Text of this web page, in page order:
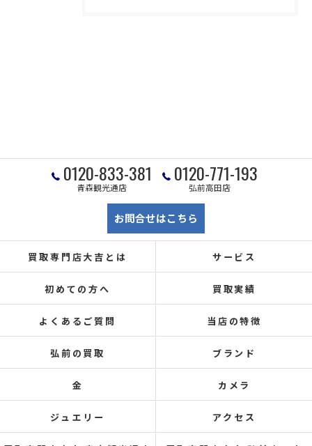
0120-833-381
青森観光通店
0120-771-193
弘前高田店
お問合せはこちら
買取専門店大吉とは サービス
初めての方へ 買取実績
よくあるご質問 当店の特徴
弘前の買取 ブランド
金 カメラ
ジュエリー アクセス